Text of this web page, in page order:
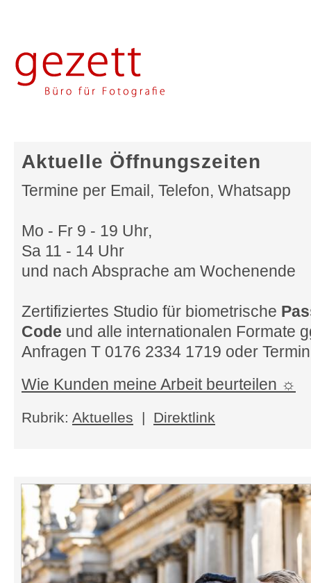
Aktuelle Öffnungszeiten
Termine per Email, Telefon, Whatsapp
Mo - Fr 9 - 19 Uhr,
Sa 11 - 14 Uhr
und nach Absprache am Wochenende
Zertifiziertes Studio für biometrische
Code und alle internationalen Formate
Anfragen T 0176 2334 1719 oder
Wie Kunden meine Arbeit beurteilen ☼
Rubrik: Aktuelles | Direktlink